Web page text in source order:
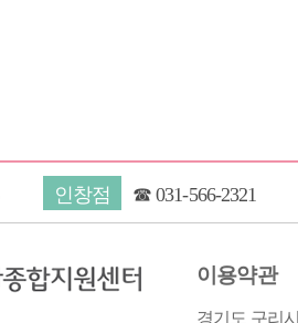
인창점 ☎031-566-2321
이용약관
경기도 구리